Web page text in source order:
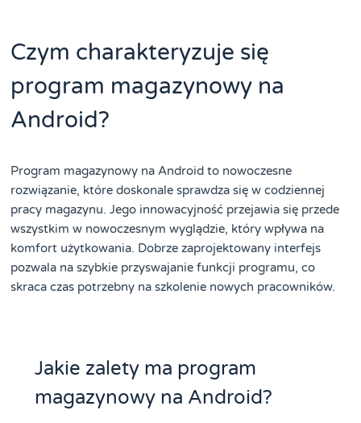
Czym charakteryzuje się
program magazynowy na
Android?
Program magazynowy na Android to nowoczesne
rozwiązanie, które doskonale sprawdza się w codziennej
pracy magazynu. Jego innowacyjność przejawia się przede
wszystkim w nowoczesnym wyglądzie, który wpływa na
komfort użytkowania. Dobrze zaprojektowany interfejs
pozwala na szybkie przyswajanie funkcji programu, co
skraca czas potrzebny na szkolenie nowych pracowników.
Jakie zalety ma program
magazynowy na Android?